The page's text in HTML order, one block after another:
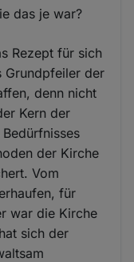
das je war?
Rezept für sich
Grundpfeiler der
denn nicht
Kern der
der Kirche
Vom
für
war die Kirche
sich der